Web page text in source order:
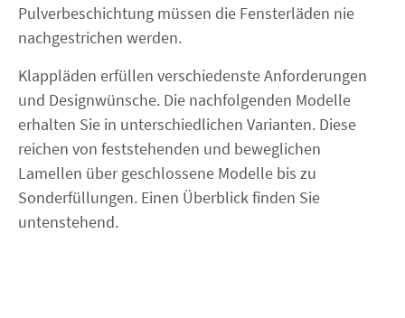
Pulverbeschichtung müssen die Fensterläden nie
nachgestrichen werden.
Klappläden erfüllen verschiedenste Anforderungen
und Designwünsche. Die nachfolgenden Modelle
erhalten Sie in unterschiedlichen Varianten. Diese
reichen von feststehenden und beweglichen
Lamellen über geschlossene Modelle bis zu
Sonderfüllungen. Einen Überblick finden Sie
untenstehend.